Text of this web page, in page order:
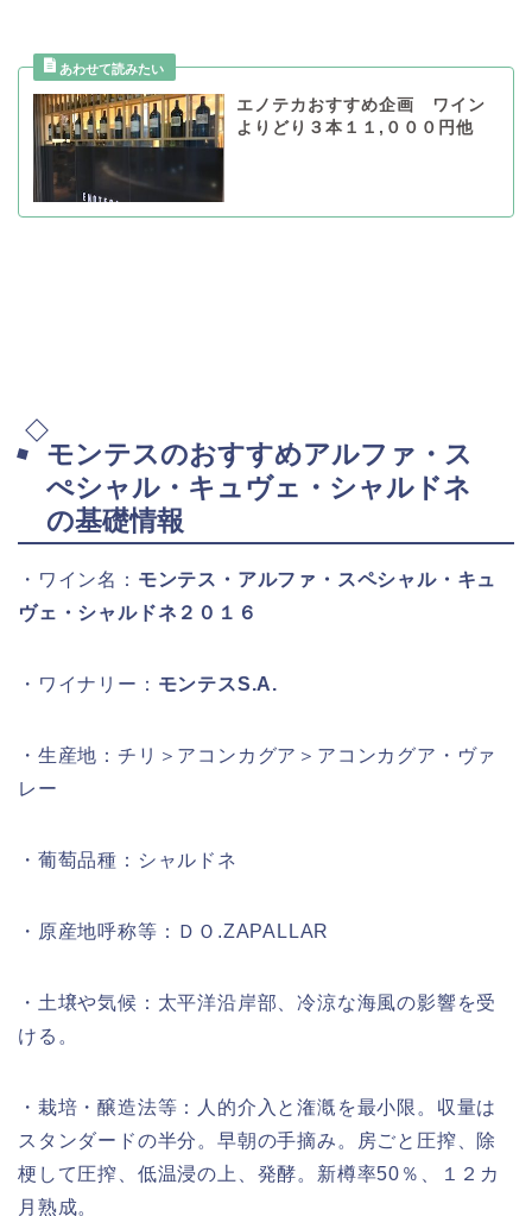
エノテカおすすめ企画 ワイン
よりどり３本１１,０００円他
モンテスのおすすめアルファ・ス
ぺシャル・キュヴェ・シャルドネ
の基礎情報
・ワイン名： モンテス・アルファ・スペシャル・キュ
ヴェ・シャルドネ２０１６
・ワイナリー： モンテスS.A.
・生産地：チリ＞アコンカグア＞アコンカグア・ヴァ
レー
・葡萄品種：シャルドネ
・原産地呼称等：ＤＯ.ZAPALLAR
・土壌や気候：太平洋沿岸部、冷涼な海風の影響を受
ける。
・栽培・醸造法等：人的介入と潅漑を最小限。収量は
スタンダードの半分。早朝の手摘み。房ごと圧搾、除
梗して圧搾、低温浸の上、発酵。新樽率50％、１２カ
月熟成。